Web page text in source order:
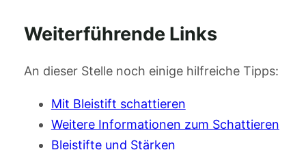
Weiterführende Links
An dieser Stelle noch einige hilfreiche Tipps:
Mit Bleistift schattieren
Weitere Informationen zum Schattieren
Bleistifte und Stärken